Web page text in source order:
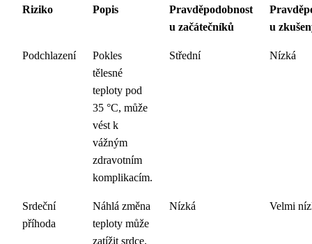
Riziko
Popis
Pravděpodobnost
u začátečníků
u
Podchlazení
Pokles
tělesné
teploty pod
35 °C, může
vést k
vážným
zdravotním
komplikacím.
Střední Nízká
Srdeční
příhoda
Náhlá změna
teploty může
zatížit srdce.
Nízká Velmi